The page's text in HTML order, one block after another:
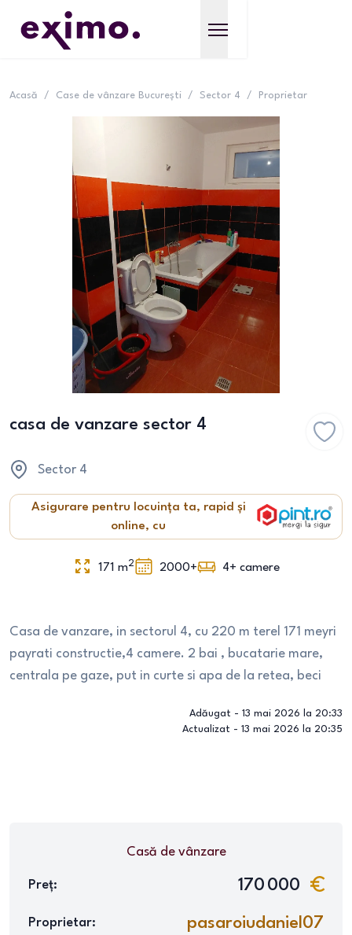
Acasă / Case de vânzare București / Sector 4 / Proprietar
casa de vanzare sector 4
Sector 4
Asigurare pentru locuința ta, rapid și
online, cu
171 m2 2000+ 4+ camere
Casa de vanzare, in sectorul 4, cu 220 m terel 171 meyri
payrati constructie,4 camere. 2 bai , bucatarie mare,
centrala pe gaze, put in curte si apa de la retea, beci
Adăugat - 13 mai 2026 la 20:33
Actualizat - 13 mai 2026 la 20:35
Casă de vânzare
Preț: 170 000
Proprietar: pasaroiudaniel07